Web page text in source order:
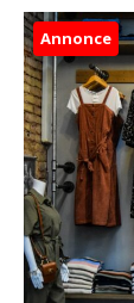
Annonce